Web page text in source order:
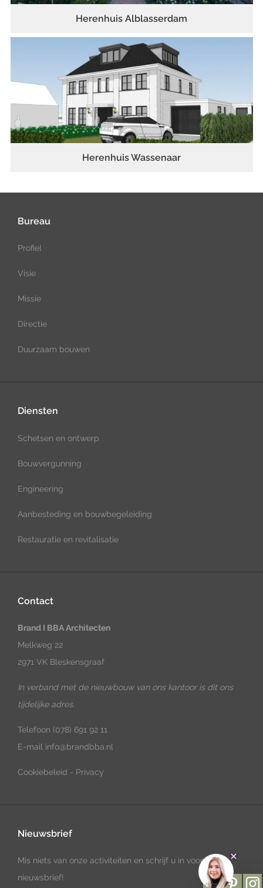
Herenhuis Alblasserdam
Herenhuis Wassenaar
Bureau
Profiel
Visie
Missie
Directie
Duurzaam bouwen
Diensten
Schetsen en ontwerp
Bouwvergunning
Engineering
Aanbesteding en bouwbegeleiding
Restauratie en revitalisatie
Contact
Brand I BBA Architecten
Melkweg 22
2971 VK Bleskensgraaf
In verband met de nieuwbouw van ons kantoor is dit ons
tijdelijke adres.
Telefoon (078) 691 92 11
E-mail info@brandbba.nl
Cookiebeleid - Privacy
Nieuwsbrief
Mis niets van onze activiteiten en schrijf u in voor onze
nieuwsbrief!